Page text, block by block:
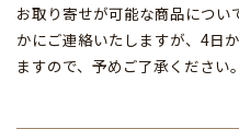
お取り寄せが可能な商品につ
かにご連絡いたしますが、4日
ますので、予めご了承ください。